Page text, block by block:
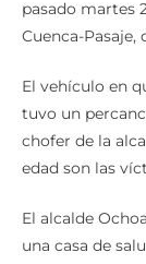
Cuenca-
tuvo un
chofer de la
edad son las
una casa de
le practicaron